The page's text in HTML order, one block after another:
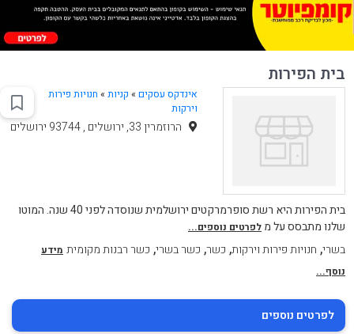
בית הפירות
אינדקס עסקים » קניות» חנויות פירות
וירקות
הרוזמרין 33, ירושלים , 93744 ירושלים
בית הפירות היא רשת סופרמרקטים ירושלמית שנוסדה לפני 40 שנה. המוטו
שלנו מתבסס על מ לפרטים נוספים...
בשרי, חנויות פירות וירקות, כשר, כשר בשרי, כשר רבנות מקומית מידע
נוסף...
לפרטים נוספים